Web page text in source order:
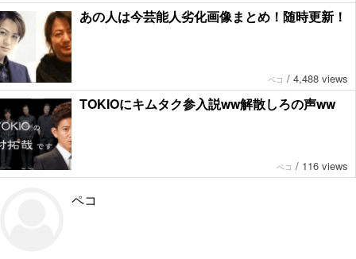
あの人は今芸能人劣化画像まとめ！随時更新！
ペコ / 4,488 views
TOKIOにキムタク参入説ww解散しろの声ww
ペコ / 116 views
ペコ